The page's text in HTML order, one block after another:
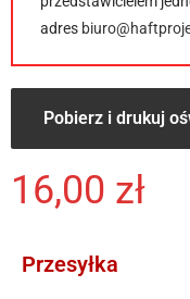
adres
Pobierz i drukuj
16,00 zł
Przesyłka